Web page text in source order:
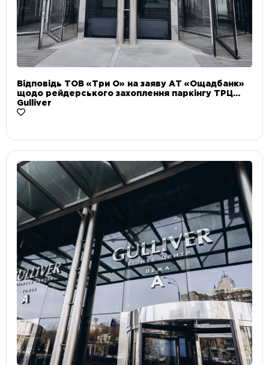
Відповідь ТОВ «Три О» на заяву АТ «Ощадбанк»
щодо рейдерського захоплення паркінгу ТРЦ
Gulliver